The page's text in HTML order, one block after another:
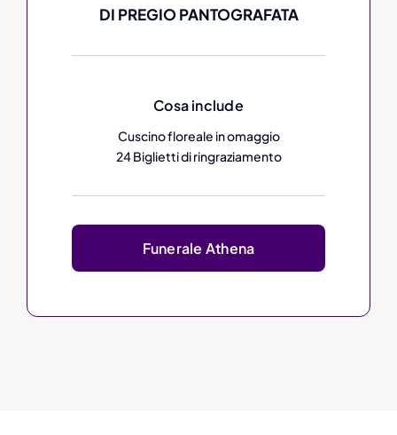
DI PREGIO PANTOGRAFATA
Cosa include
Cuscino floreale in omaggio
24 Biglietti di ringraziamento
Funerale Athena